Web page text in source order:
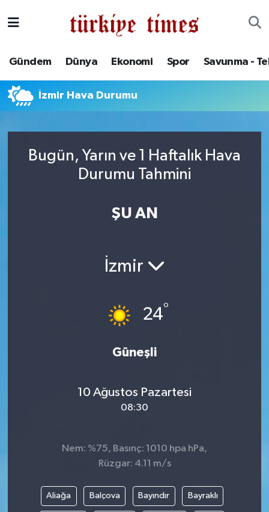
Gündem Dünya Ekonomi Spor Savunma -
İzmir Hava Durumu
Bugün, Yarın ve 1 Haftalık Hava
Durumu Tahmini
ŞU AN
İzmir
24°
Güneşli
10 Ağustos Pazartesi
08:30
Nem: %75, Basınç: 1010 hpa hPa,
Rüzgar: 4.11 m/s
Aliağa Balçova Bayındır Bayraklı
Savunma - Teknoloji
Son Dakika Haberleri